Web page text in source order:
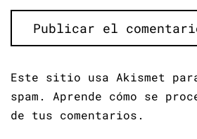
Este sitio usa Akismet
spam. Aprende cómo se
de tus comentarios.